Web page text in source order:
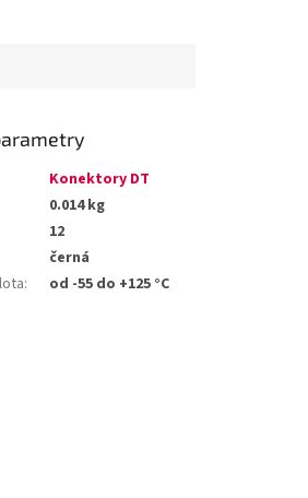
Konektory DT
0.014 kg
12
černá
: od -55 do +125 °C